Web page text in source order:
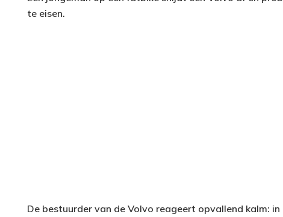
te eisen.
De bestuurder van de Volvo reageert opvallend kalm: